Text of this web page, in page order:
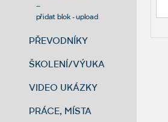
--
přidat blok - upload
PŘEVODNÍKY
ŠKOLENÍ/VÝUKA
VIDEO UKÁZKY
PRÁCE, MÍSTA